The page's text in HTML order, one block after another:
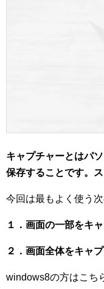
キャプチャーとはパ
保存することです。
今回は最もよく使う
１．画面の一部をキ
２．画面全体をキャ
windows8の方はこち